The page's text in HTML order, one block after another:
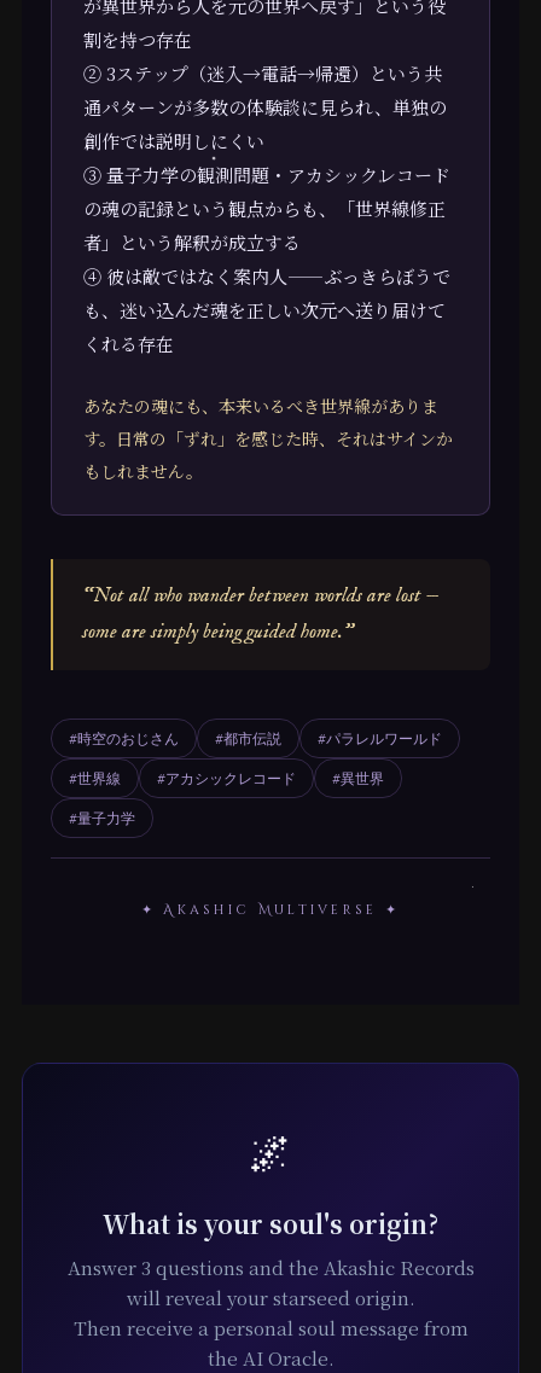
が異世界から人を元の世界へ戻す」という役
割を持つ存在
② 3ステップ（迷入→電話→帰還）という共
通パターンが多数の体験談に見られ、単独の
創作では説明しにくい
③ 量子力学の観測問題・アカシックレコード
の魂の記録という観点からも、「世界線修正
者」という解釈が成立する
④ 彼は敵ではなく案内人——ぶっきらぼうで
も、迷い込んだ魂を正しい次元へ送り届けて
くれる存在
あなたの魂にも、本来いるべき世界線がありま
す。日常の「ずれ」を感じた時、それはサインか
もしれません。
“Not all who wander between worlds are lost —
some are simply being guided home.”
#時空のおじさん #都市伝説 #パラレルワールド
#世界線 #アカシックレコード #異世界
#量子力学
✦ Akashic Multiverse ✦
🌌
What is your soul's origin?
Answer 3 questions and the Akashic Records
will reveal your starseed origin.
Then receive a personal soul message from
the AI Oracle.